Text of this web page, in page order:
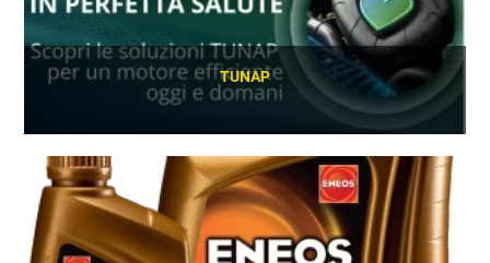
TUNAP
SCOPRI